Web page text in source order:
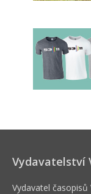
Vydavatelství
Vydavatel